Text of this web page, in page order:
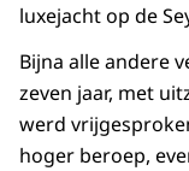
luxejacht op de
Bijna alle andere
zeven jaar, met
werd
hoger beroep,